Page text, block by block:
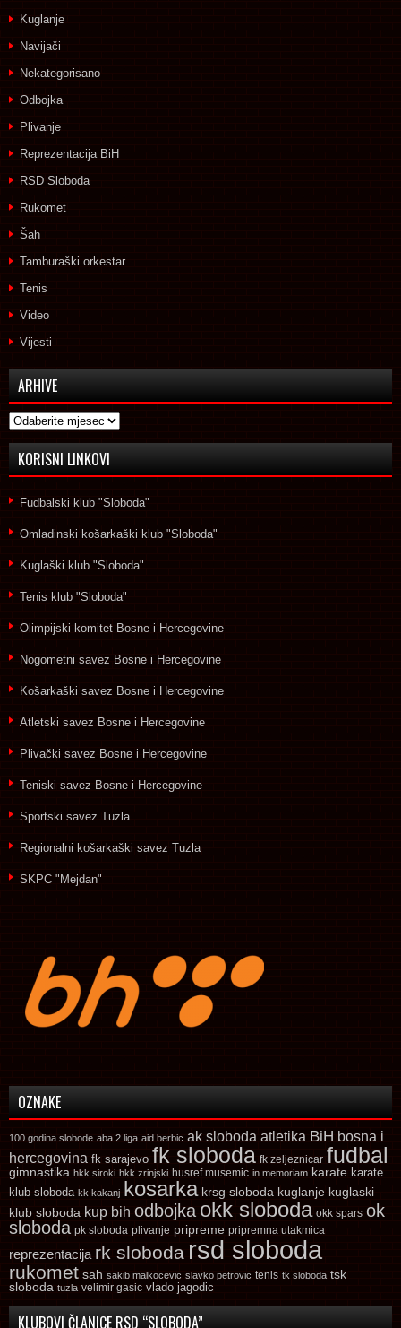
Kuglanje
Navijači
Nekategorisano
Odbojka
Plivanje
Reprezentacija BiH
RSD Sloboda
Rukomet
Šah
Tamburaški orkestar
Tenis
Video
Vijesti
ARHIVE
Arhive
KORISNI LINKOVI
Fudbalski klub "Sloboda"
Omladinski košarkaški klub "Sloboda"
Kuglaški klub "Sloboda"
Tenis klub "Sloboda"
Olimpijski komitet Bosne i Hercegovine
Nogometni savez Bosne i Hercegovine
Košarkaški savez Bosne i Hercegovine
Atletski savez Bosne i Hercegovine
Plivački savez Bosne i Hercegovine
Teniski savez Bosne i Hercegovine
Sportski savez Tuzla
Regionalni košarkaški savez Tuzla
SKPC "Mejdan"
OZNAKE
100 godina slobode aba 2 liga aid berbic ak sloboda atletika BiH bosna i
hercegovina fk sarajevo fk sloboda fk zeljeznicar fudbal
gimnastika hkk siroki hkk zrinjski husref musemic in memoriam karate karate
klub sloboda kk kakanj kosarka krsg sloboda kuglanje kuglaski
klub sloboda kup bih odbojka okk sloboda okk spars ok
sloboda pk sloboda plivanje pripreme pripremna utakmica
reprezentacija rk sloboda rsd sloboda
rukomet sah sakib malkocevic slavko petrovic tenis tk sloboda tsk
sloboda tuzla velimir gasic vlado jagodic
KLUBOVI ČLANICE RSD “SLOBODA”